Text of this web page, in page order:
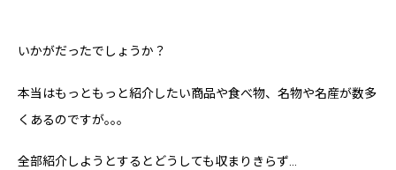
いかがだったでしょうか？
本当はもっともっと紹介したい商品や食べ物、名物や名産が数多
くあるのですが｡｡｡
全部紹介しようとするとどうしても収まりきらず…